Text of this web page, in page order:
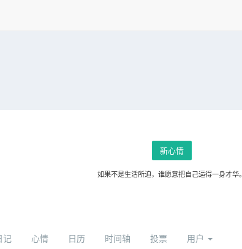
新心情
如果不是生活所迫，谁愿意把自己逼得一身才华。
记 心情 日历 时间轴 投票 用户